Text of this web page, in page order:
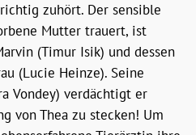
zuhört. Der sensible
Mutter trauert, ist
(Timur Isik) und dessen
(Lucie Heinze). Seine
Vondey) verdächtigt er
von Thea zu stecken! Um